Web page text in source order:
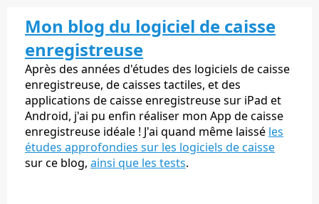
Mon blog du logiciel de caisse
enregistreuse
Après des années d'études des logiciels de caisse
enregistreuse, de caisses tactiles, et des
applications de caisse enregistreuse sur iPad et
Android, j'ai pu enfin réaliser mon App de caisse
enregistreuse idéale ! J'ai quand même laissé les
études approfondies sur les logiciels de caisse
sur ce blog, ainsi que les tests.